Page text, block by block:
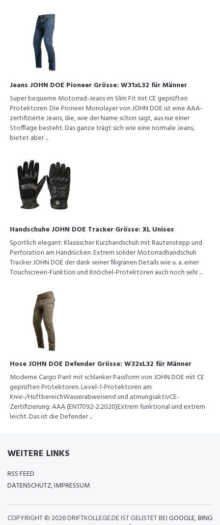
Jeans JOHN DOE Pioneer Grösse: W31xL32 für Männer
Super bequeme Motorrad-Jeans im Slim Fit mit CE geprüften
Protektoren. Die Pioneer Monolayer von JOHN DOE ist eine AAA-
zertifizierte Jeans, die, wie der Name schon sagt, aus nur einer
Stofflage besteht. Das ganze trägt sich wie eine normale Jeans,
bietet aber ...
Handschuhe JOHN DOE Tracker Grösse: XL Unisex
Sportlich elegant: Klassischer Kurzhandschuh mit Rautenstepp und
Perforation am Handrücken. Extrem solider Motorradhandschuh
Tracker JOHN DOE der dank seiner filigranen Details wie u. a. einer
Touchscreen-Funktion und Knöchel-Protektoren auch noch sehr ...
Hose JOHN DOE Defender Grösse: W32xL32 für Männer
Moderne Cargo Pant mit schlanker Passform von JOHN DOE mit CE
geprüften Protektoren. Level-1-Protektoren am
Knie-/HüftbereichWasserabweisend und atmungsaktivCE-
Zertifizierung: AAA (EN17092-2:2020)Extrem funktional und extrem
leicht. Das ist die Defender ...
WEITERE LINKS
RSS FEED
DATENSCHUTZ, IMPRESSUM
COPYRIGHT ©2026 DRIFTKOLLEGE.DE IST GELISTET BEIGOOGLE,BING